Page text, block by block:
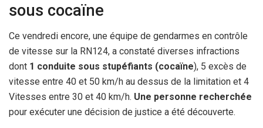
sous cocaïne
Ce vendredi encore, une équipe de gendarmes en contrôle
de vitesse sur la RN124, a constaté diverses infractions
dont 1 conduite sous stupéfiants (cocaïne), 5 excès de
vitesse entre 40 et 50 km/h au dessus de la limitation et 4
Vitesses entre 30 et 40 km/h. Une personne recherchée
pour exécuter une décision de justice a été découverte.